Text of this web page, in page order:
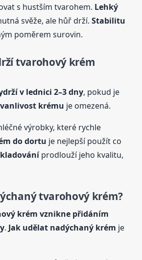
s hustším tvarohem. Lehký
svěže, ale hůř drží.Stabilitu
poměrem surovin.
tvarohový krém
v lednici 2–3 dny, pokud je
krému je omezená.
výrobky, které rychle
do dortu je nejlepší použít co
prodlouží jeho kvalitu,
tvarohový krém?
krém vznikne přidáním
. Jak udělat nadýchaný krém je